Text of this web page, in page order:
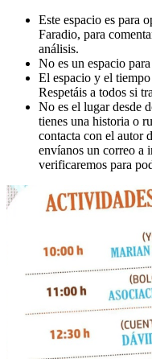
Este espacio es para
Faradio, para
análisis.
No es un espacio
El espacio y el
Respetáis a todos si
No es el lugar desde
tienes una historia o
contacta con el autor
envíanos un correo a
verificaremos para